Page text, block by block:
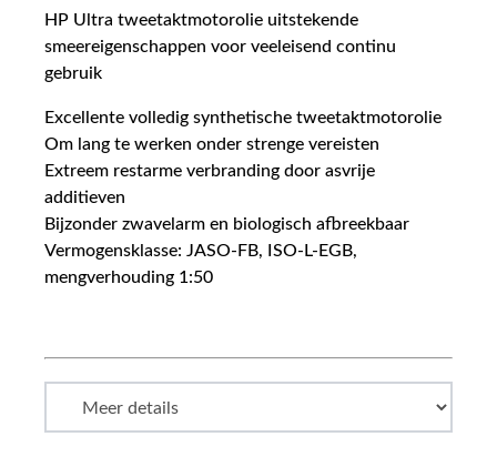
HP Ultra tweetaktmotorolie uitstekende
smeereigenschappen voor veeleisend continu
gebruik
Excellente volledig synthetische tweetaktmotorolie
Om lang te werken onder strenge vereisten
Extreem restarme verbranding door asvrije
additieven
Bijzonder zwavelarm en biologisch afbreekbaar
Vermogensklasse: JASO-FB, ISO-L-EGB,
mengverhouding 1:50